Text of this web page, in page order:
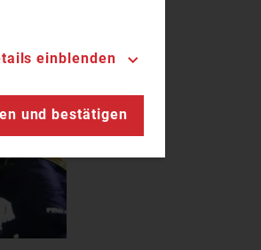
einblenden
und bestätigen